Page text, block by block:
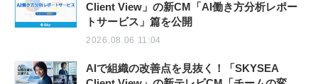
Client View」の新CM「AI働き方分析レポー
トサービス」篇を公開
2026.08.06 11:04
AIで組織の改善点を見抜く！「SKYSEA